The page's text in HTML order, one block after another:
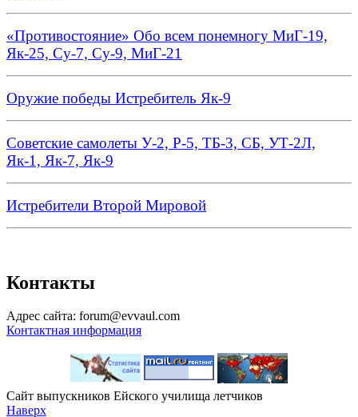
«Противостояние» Обо всем понемногу МиГ-19,
Як-25, Су-7, Су-9, МиГ-21
Оружие победы Истребитель Як-9
Советские самолеты У-2, Р-5, ТБ-3, СБ, УТ-2Л,
Як-1, Як-7, Як-9
Истребители Второй Мировой
Контакты
Адрес сайта: forum@evvaul.com
Контактная информация
Сайт выпускников Ейского училища летчиков
Наверх